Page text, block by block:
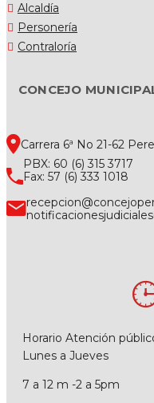
Alcaldía
Personería
Contraloría
CONCEJO
Carrera 6ª No 21-62
PBX: 60 (6) 315 3717
Fax: 57 (6) 333 1018
Horario Atención
Lunes a Jueves
7 a 12 m -2 a 5pm